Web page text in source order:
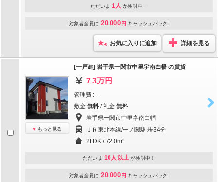
ただいま 1人 が検討中！
対象者全員に 20,000 円 キャッシュバック!
お気に入りに追加 詳細を見る
もっと見る
[一戸建] 岩手県一関市中里字南白幡 の賃貸
7.3万円
管理費 : －
敷金 無料 / 礼金 無料
岩手県一関市中里字南白幡
ＪＲ東北本線/一ノ関駅 歩34分
2LDK / 72.0m²
ただいま 10人以上 が検討中！
対象者全員に 20,000 円 キャッシュバック!